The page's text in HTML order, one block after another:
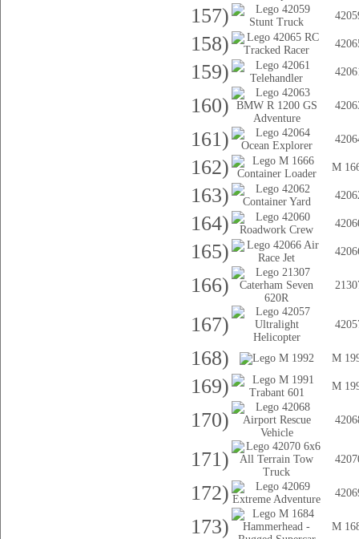
157)
158)
159)
160)
161)
162) M
163)
164)
165)
166)
167)
168) M
169) M
170)
171)
172)
173) M